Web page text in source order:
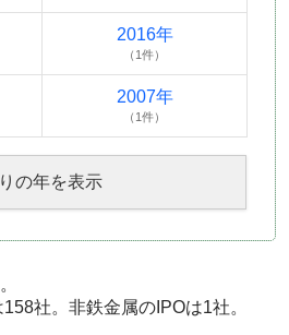
2016年
（1件）
2007年
（1件）
の年を表示
社。非鉄金属のIPOは1社。